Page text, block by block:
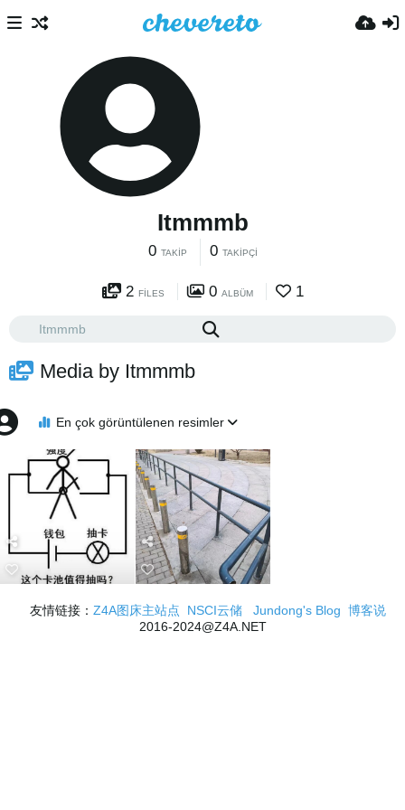
Itmmmb
0 TAKIP 0 TAKIPÇI
2 FILES 0 ALBÜM 1
Media by Itmmmb
En çok görüntülenen resimler
友情链接： Z4A图床主站点 NSCI云储 Jundong's Blog 博客说
2016-2024@Z4A.NET